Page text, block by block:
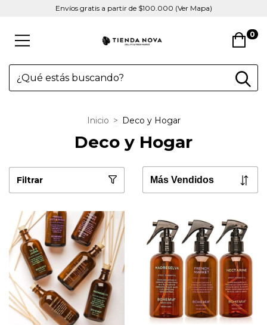
Envíos gratis a partir de $100.000 (Ver Mapa)
0
Inicio > Deco y Hogar
Deco y Hogar
Filtrar